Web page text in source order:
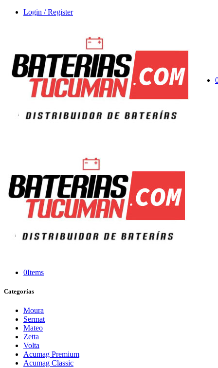
Login / Register
0Items
Categorías
Moura
Sermat
Mateo
Zetta
Volta
Acumag Premium
Acumag Classic